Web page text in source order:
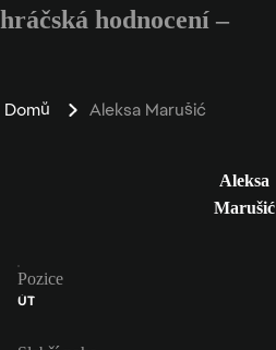
hráčská hodnocení –
Domů Aleksa Marušić
Aleksa
Marušić
Pozice
ÚT